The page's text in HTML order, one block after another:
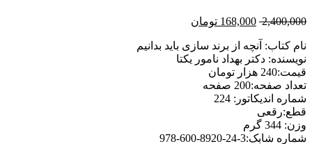
2,400,000
168,000 تومان
نام کتاب: آنچه از برند سازی باید بدانیم
نویسنده: دکتر بهداد نامور یکتا
قیمت:240 هزار تومان
تعداد صفحه:200 صفحه
شماره اندیکاتور: 224
قطع:رقعی
وزن: 344 گرم
شماره شابک:3-24-8920-600-978